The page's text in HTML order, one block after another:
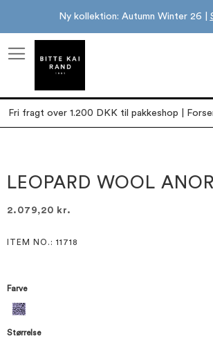
Ny kollektion: Autumn Winter 26 |
Fri fragt over 1.200 DKK til pakkeshop |
slutningen
af
starten
af
LEOPARD WOOL
2.079,20 kr.
ITEM NO. : 11718
Farve
Størrelse